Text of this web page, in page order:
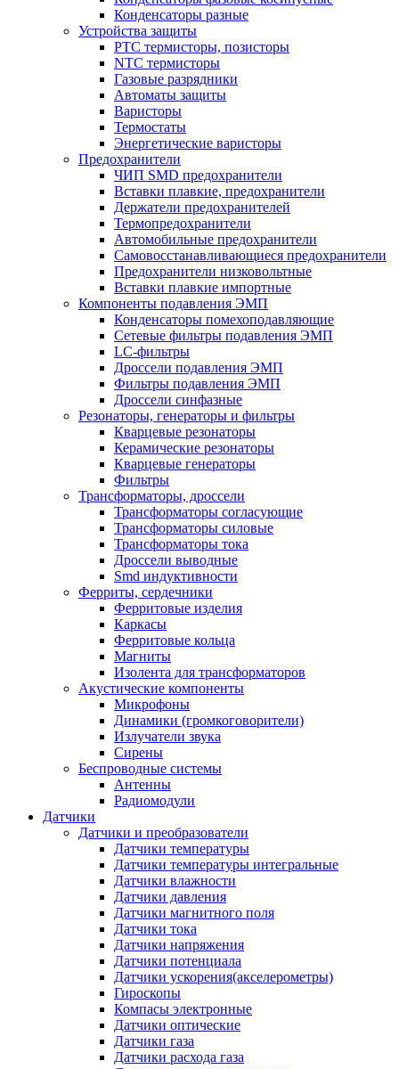
Конденсаторы разные
Устройства защиты
PTC термисторы, позисторы
NTC термисторы
Газовые разрядники
Автоматы защиты
Варисторы
Термостаты
Энергетические варисторы
Предохранители
ЧИП SMD предохранители
Вставки плавкие, предохранители
Держатели предохранителей
Термопредохранители
Автомобильные предохранители
Самовосстанавливающиеся предохранители
Предохранители низковольтные
Вставки плавкие импортные
Компоненты подавления ЭМП
Конденсаторы помехоподавляющие
Сетевые фильтры подавления ЭМП
LC-фильтры
Дроссели подавления ЭМП
Фильтры подавления ЭМП
Дроссели синфазные
Резонаторы, генераторы и фильтры
Кварцевые резонаторы
Керамические резонаторы
Кварцевые генераторы
Фильтры
Трансформаторы, дроссели
Трансформаторы согласующие
Трансформаторы силовые
Трансформаторы тока
Дроссели выводные
Smd индуктивности
Ферриты, сердечники
Ферритовые изделия
Каркасы
Ферритовые кольца
Магниты
Изолента для трансформаторов
Акустические компоненты
Микрофоны
Динамики (громкоговорители)
Излучатели звука
Сирены
Беспроводные системы
Антенны
Радиомодули
Датчики
Датчики и преобразователи
Датчики температуры
Датчики температуры интегральные
Датчики влажности
Датчики давления
Датчики магнитного поля
Датчики тока
Датчики напряжения
Датчики потенциала
Датчики ускорения(акселерометры)
Гироскопы
Компасы электронные
Датчики оптические
Датчики газа
Датчики расхода газа